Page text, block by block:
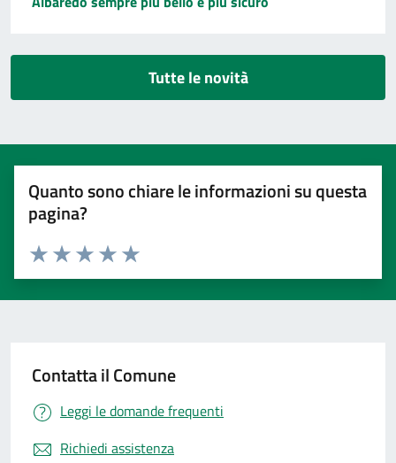
Tutte le novità
Quanto sono chiare le informazioni su questa
pagina?
Valuta 5 stelle su 5
Valuta 4 stelle su 5
Valuta 3 stelle su 5
Valuta 2 stelle su 5
Valuta 1 stelle su 5
Contatta il Comune
Leggi le domande frequenti
Richiedi assistenza